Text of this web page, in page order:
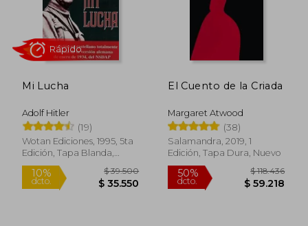
Mi Lucha
Adolf Hitler
(19)
Wotan Ediciones, 1995, 5ta
Edición, Tapa Blanda,
Nuevo
Rápido
El Cuento de la Criada
Margaret Atwood
(38)
Salamandra, 2019, 1
Edición, Tapa Dura, Nuevo